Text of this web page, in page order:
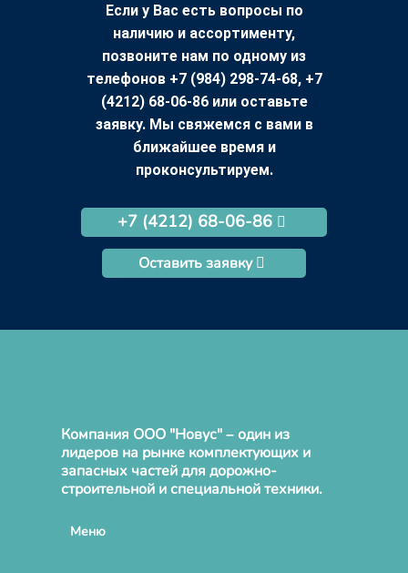
Если у Вас есть вопросы по
наличию и ассортименту,
позвоните нам по одному из
телефонов +7 (984) 298-74-68, +7
(4212) 68-06-86 или оставьте
заявку. Мы свяжемся с вами в
ближайшее время и
проконсультируем.
+7 (4212) 68-06-86
Оставить заявку
Компания ООО "Новус" – один из
лидеров на рынке комплектующих и
запасных частей для дорожно-
строительной и специальной техники.
Меню